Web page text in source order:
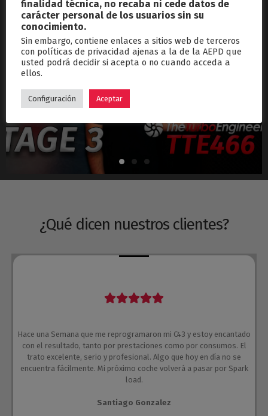
septiembre 26, 2024
Hyundai i30N Stage 3 – Turbo TTE466
¿Qué dicen nuestros clientes?
Hace una Semana que me reprogramaron mi C43 y estoy encantado
con el resultado, tanto por prestaciones como por consumos. El
trato excelente, serio y profesional. Algo que hoy en día no se
encuentra fácilmente. Mi próximo coche volverá a pasar por Spark
load.
Santiago Gonzalez
finalidad técnica, no recaba ni cede datos de
carácter personal de los usuarios sin su
conocimiento.
Sin embargo, contiene enlaces a sitios web de terceros
con políticas de privacidad ajenas a la de la AEPD que
usted podrá decidir si acepta o no cuando acceda a
ellos.
Configuración Aceptar